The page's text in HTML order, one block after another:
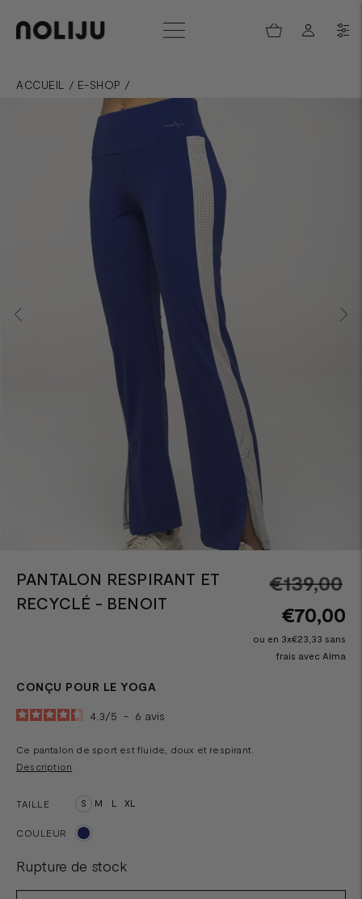
ACCUEIL / E-SHOP /
PANTALON RESPIRANT ET RECYCLÉ - BENOIT
PANTALON RESPIRANT ET
RECYCLÉ - BENOIT
€139,00
€70,00
ou en 3x€23,33 sans
frais avec Alma
CONÇU POUR LE YOGA
4.3/5 - 6 avis
Ce pantalon de sport est fluide, doux et respirant.
Description
TAILLE S M L XL
COULEUR
Rupture de stock